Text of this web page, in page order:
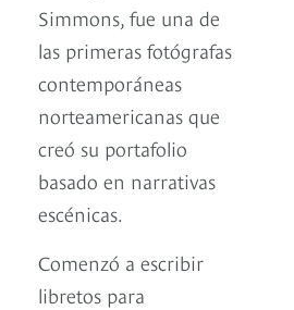
Simmons, fue una de
las primeras fotógrafas
contemporáneas
norteamericanas que
creó su portafolio
basado en narrativas
escénicas.
Comenzó a escribir
libretos para